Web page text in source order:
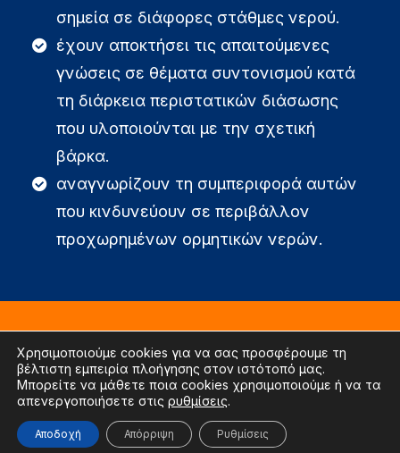
σημεία σε διάφορες στάθμες νερού.
έχουν αποκτήσει τις απαιτούμενες
γνώσεις σε θέματα συντονισμού κατά
τη διάρκεια περιστατικών διάσωσης
που υλοποιούνται με την σχετική
βάρκα.
αναγνωρίζουν τη συμπεριφορά αυτών
που κινδυνεύουν σε περιβάλλον
προχωρημένων ορμητικών νερών.
ΠΡΟΫΠΟΘΕΣΕΙΣ
ΣΥΜΜΕΤΟΧΗΣ
Χρησιμοποιούμε cookies για να σας προσφέρουμε τη
βέλτιστη εμπειρία πλοήγησης στον ιστότοπό μας.
Μπορείτε να μάθετε ποια cookies χρησιμοποιούμε ή να τα
απενεργοποιήσετε στις ρυθμίσεις.
Αποδοχή Απόρριψη Ρυθμίσεις